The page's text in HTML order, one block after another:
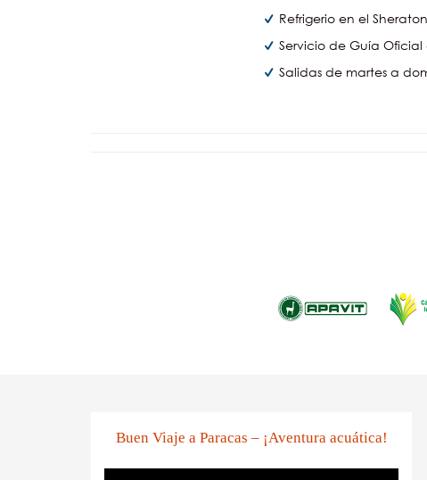
Refrigerio en el
Servicio de Guía Oficial
Salidas de martes a
Buen Viaje a Paracas – ¡Aventura acuática!